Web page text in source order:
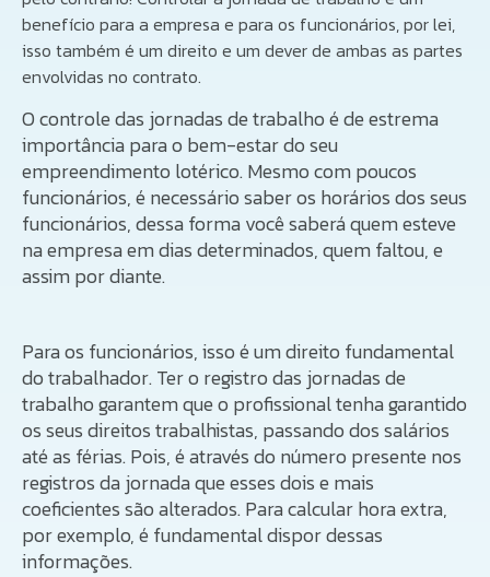
benefício para a empresa e para os funcionários, por lei,
isso também é um direito e um dever de ambas as partes
envolvidas no contrato.
O controle das jornadas de trabalho é de estrema
importância para o bem-estar do seu
empreendimento lotérico. Mesmo com poucos
funcionários, é necessário saber os horários dos seus
funcionários, dessa forma você saberá quem esteve
na empresa em dias determinados, quem faltou, e
assim por diante.
Para os funcionários, isso é um direito fundamental
do trabalhador. Ter o registro das jornadas de
trabalho garantem que o profissional tenha garantido
os seus direitos trabalhistas, passando dos salários
até as férias. Pois, é através do número presente nos
registros da jornada que esses dois e mais
coeficientes são alterados. Para calcular hora extra,
por exemplo, é fundamental dispor dessas
informações.